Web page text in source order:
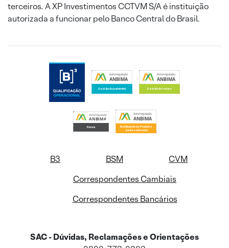
terceiros. A XP Investimentos CCTVM S/A é instituição
autorizada a funcionar pelo Banco Central do Brasil.
B3 BSM
CVM
Correspondentes Cambiais
Correspondentes Bancários
SAC - Dúvidas, Reclamações e Orientações